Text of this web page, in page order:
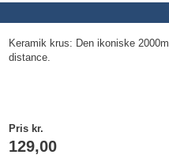
Keramik krus: Den ikoniske 2000m
distance.
Pris kr.
129,00